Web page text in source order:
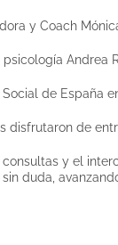
y Coach
Andrea
de España
disfrutaron de
y el
duda,